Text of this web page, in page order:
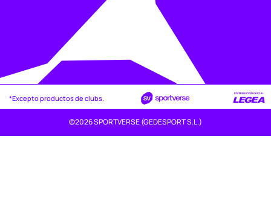
*Excepto productos de clubs.
©2026 SPORTVERSE (GEDESPORT S.L.)